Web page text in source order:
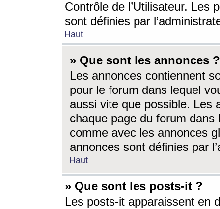
Contrôle de l’Utilisateur. Les
sont définies par
Haut
» Que sont les annonces ?
Les annonces contiennent
pour le forum dans lequel
aussi vite que possible. Les
chaque page du forum dans
comme avec les annonces
annonces sont définies par
Haut
» Que sont les posts-it ?
Les posts-it apparaissent en